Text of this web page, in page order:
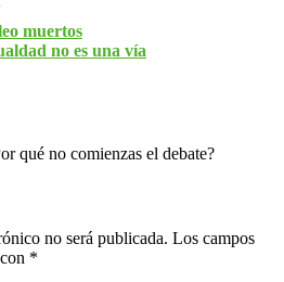
muertos
no es una vía
qué no comienzas el debate?
no será publicada. Los campos
*